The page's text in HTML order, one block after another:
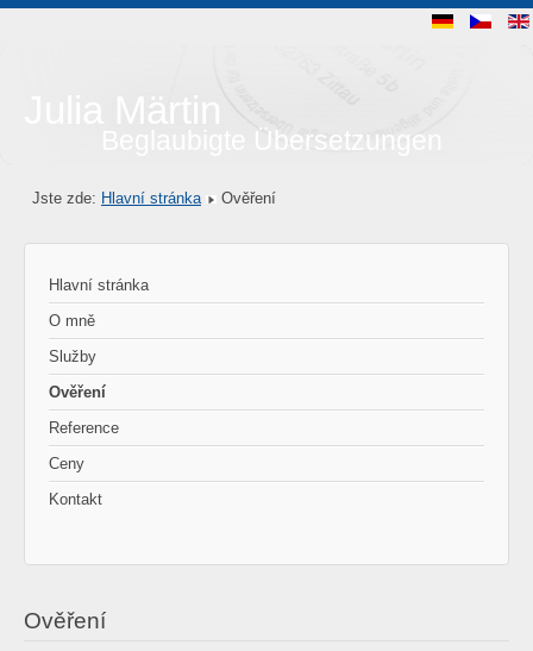
Julia Märtin
Beglaubigte Übersetzungen
Jste zde: Hlavní stránka Ověření
Hlavní stránka
O mně
Služby
Ověření
Reference
Ceny
Kontakt
Ověření